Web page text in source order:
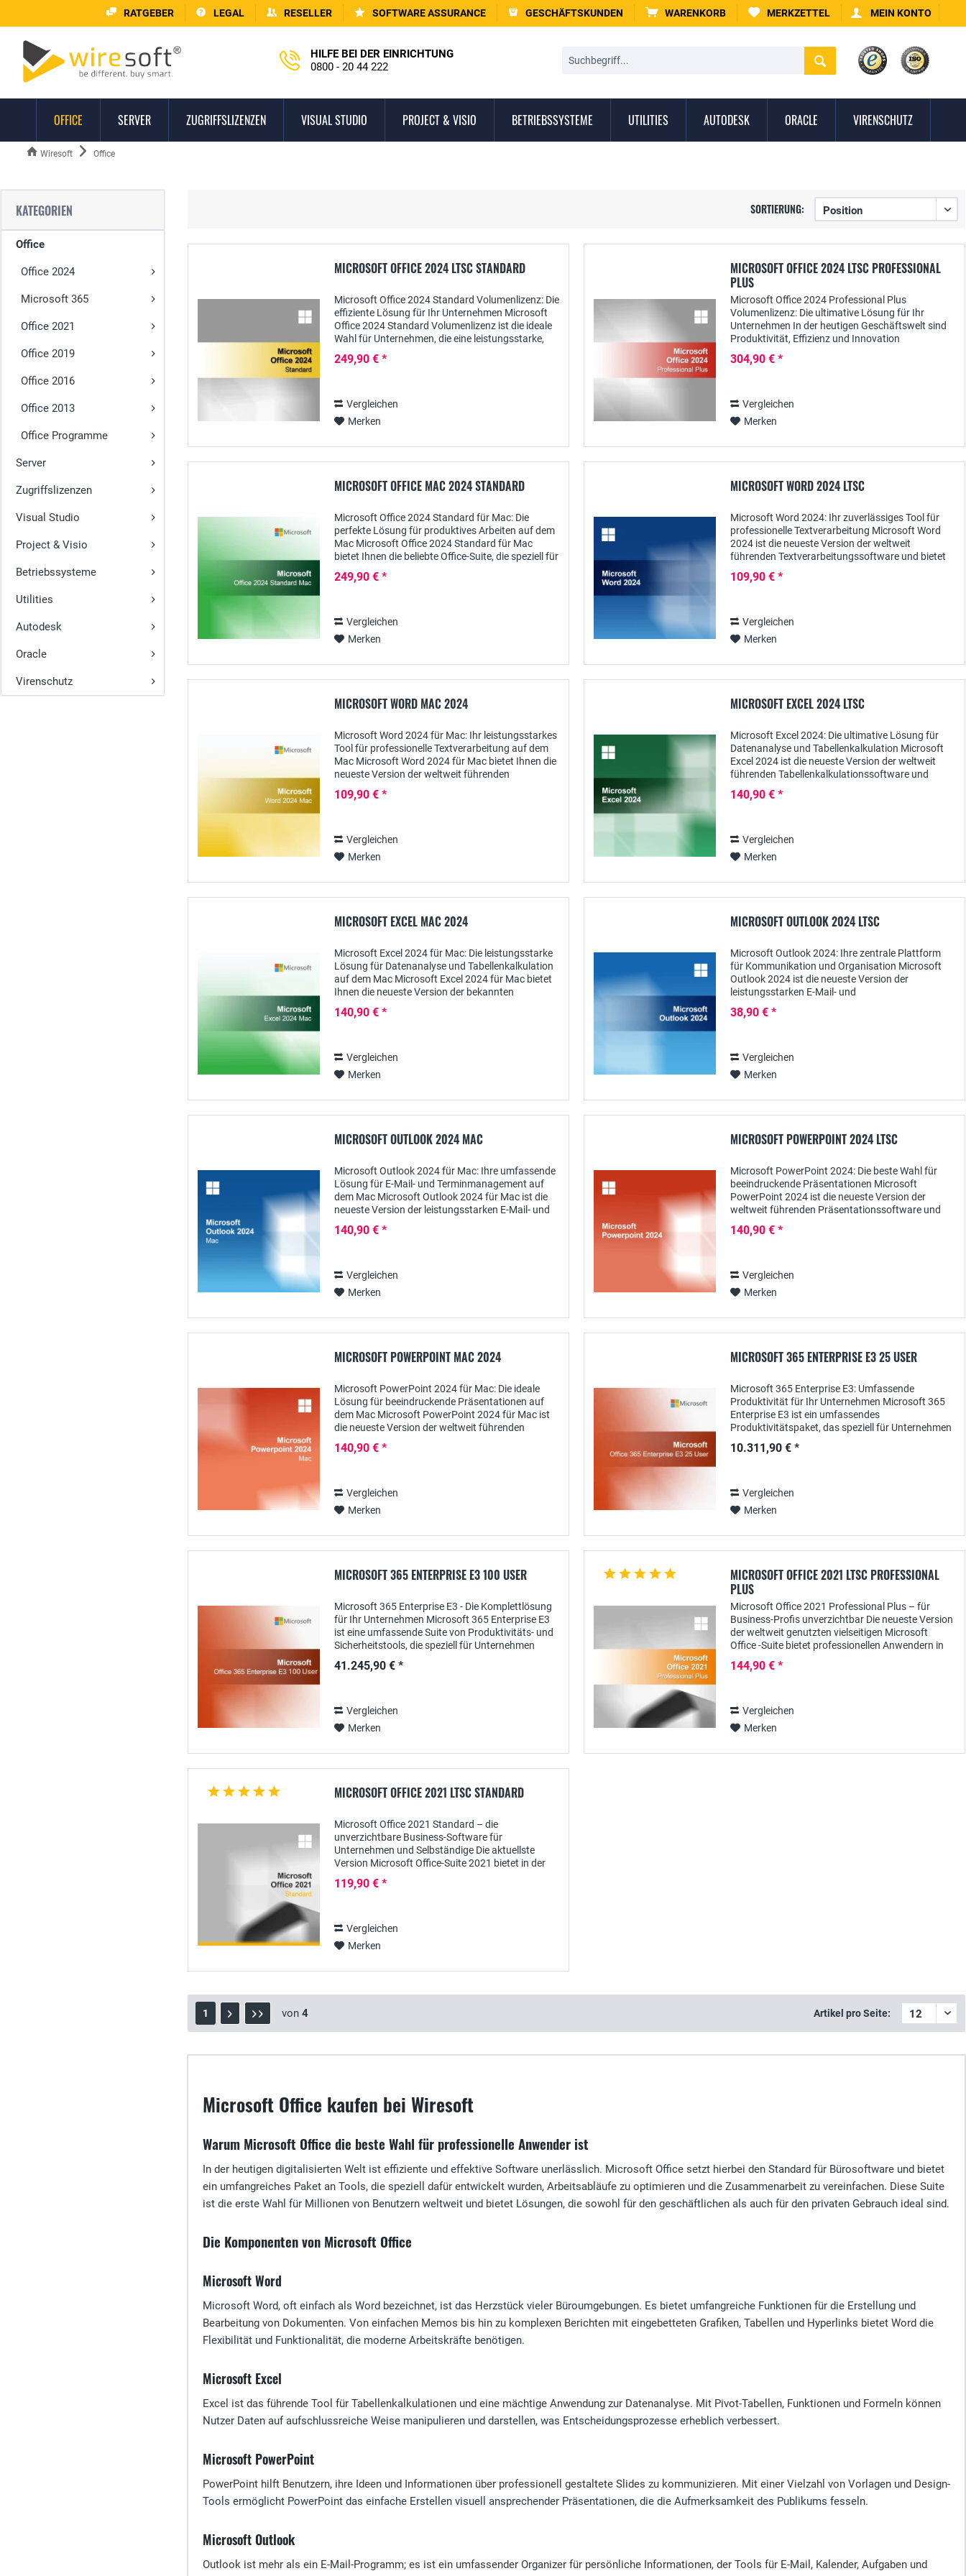
RATGEBER LEGAL RESELLER SOFTWARE ASSURANCE GESCHÄFTSKUNDEN WARENKORB MERKZETTEL MEIN KONTO
HILFE BEI DER EINRICHTUNG
0800 - 20 44 222
OFFICE SERVER ZUGRIFFSLIZENZEN VISUAL STUDIO PROJECT & VISIO BETRIEBSSYSTEME UTILITIES AUTODESK ORACLE VIRENSCHUTZ
Wiresoft Office
KATEGORIEN
Office
Office 2024
Microsoft 365
Office 2021
Office 2019
Office 2016
Office 2013
Office Programme
Server
Zugriffslizenzen
Visual Studio
Project & Visio
Betriebssysteme
Utilities
Autodesk
Oracle
Virenschutz
SORTIERUNG:
MICROSOFT OFFICE 2024 LTSC STANDARD
Microsoft Office 2024 Standard Volumenlizenz: Die
effiziente Lösung für Ihr Unternehmen Microsoft
Office 2024 Standard Volumenlizenz ist die ideale
Wahl für Unternehmen, die eine leistungsstarke,
249,90 € *
Vergleichen
Merken
MICROSOFT OFFICE 2024 LTSC PROFESSIONAL
PLUS
Microsoft Office 2024 Professional Plus
Volumenlizenz: Die ultimative Lösung für Ihr
Unternehmen In der heutigen Geschäftswelt sind
Produktivität, Effizienz und Innovation
Professional...
304,90 € *
Vergleichen
Merken
MICROSOFT OFFICE MAC 2024 STANDARD
Microsoft Office 2024 Standard für Mac: Die
perfekte Lösung für produktives Arbeiten auf dem
Mac Microsoft Office 2024 Standard für Mac
bietet Ihnen die beliebte Office-Suite, die speziell für
249,90 € *
Vergleichen
Merken
MICROSOFT WORD 2024 LTSC
Microsoft Word 2024: Ihr zuverlässiges Tool für
professionelle Textverarbeitung Microsoft Word
2024 ist die neueste Version der weltweit
führenden Textverarbeitungssoftware und bietet
109,90 € *
Vergleichen
Merken
MICROSOFT WORD MAC 2024
Microsoft Word 2024 für Mac: Ihr leistungsstarkes
Tool für professionelle Textverarbeitung auf dem
Mac Microsoft Word 2024 für Mac bietet Ihnen die
neueste Version der weltweit führenden
109,90 € *
Vergleichen
Merken
MICROSOFT EXCEL 2024 LTSC
Microsoft Excel 2024: Die ultimative Lösung für
Datenanalyse und Tabellenkalkulation Microsoft
Excel 2024 ist die neueste Version der weltweit
führenden Tabellenkalkulationssoftware und
die...
140,90 € *
Vergleichen
Merken
MICROSOFT EXCEL MAC 2024
Microsoft Excel 2024 für Mac: Die leistungsstarke
Lösung für Datenanalyse und Tabellenkalkulation
auf dem Mac Microsoft Excel 2024 für Mac bietet
Ihnen die neueste Version der bekannten
140,90 € *
Vergleichen
Merken
MICROSOFT OUTLOOK 2024 LTSC
Microsoft Outlook 2024: Ihre zentrale Plattform
für Kommunikation und Organisation Microsoft
Outlook 2024 ist die neueste Version der
leistungsstarken E-Mail- und
hilft, Ihre Kommunikation...
38,90 € *
Vergleichen
Merken
MICROSOFT OUTLOOK 2024 MAC
Microsoft Outlook 2024 für Mac: Ihre umfassende
Lösung für E-Mail- und Terminmanagement auf
dem Mac Microsoft Outlook 2024 für Mac ist die
neueste Version der leistungsstarken E-Mail- und
140,90 € *
Vergleichen
Merken
MICROSOFT POWERPOINT 2024 LTSC
Microsoft PowerPoint 2024: Die beste Wahl für
beeindruckende Präsentationen Microsoft
PowerPoint 2024 ist die neueste Version der
weltweit führenden Präsentationssoftware und
um...
140,90 € *
Vergleichen
Merken
MICROSOFT POWERPOINT MAC 2024
Microsoft PowerPoint 2024 für Mac: Die ideale
Lösung für beeindruckende Präsentationen auf
dem Mac Microsoft PowerPoint 2024 für Mac ist
die neueste Version der weltweit führenden
140,90 € *
Vergleichen
Merken
MICROSOFT 365 ENTERPRISE E3 25 USER
Microsoft 365 Enterprise E3: Umfassende
Produktivität für Ihr Unternehmen Microsoft 365
Enterprise E3 ist ein umfassendes
Produktivitätspaket, das speziell für Unternehmen
Zugriff auf eine...
10.311,90 € *
Vergleichen
Merken
MICROSOFT 365 ENTERPRISE E3 100 USER
Microsoft 365 Enterprise E3 - Die Komplettlösung
für Ihr Unternehmen Microsoft 365 Enterprise E3
ist eine umfassende Suite von Produktivitäts- und
Sicherheitstools, die speziell für Unternehmen
41.245,90 € *
Vergleichen
Merken
MICROSOFT OFFICE 2021 LTSC PROFESSIONAL
PLUS
Microsoft Office 2021 Professional Plus – für
Business-Profis unverzichtbar Die neueste Version
der weltweit genutzten vielseitigen Microsoft
Office -Suite bietet professionellen Anwendern in
144,90 € *
Vergleichen
Merken
MICROSOFT OFFICE 2021 LTSC STANDARD
Microsoft Office 2021 Standard – die
unverzichtbare Business-Software für
Unternehmen und Selbständige Die aktuellste
Version Microsoft Office-Suite 2021 bietet in der
Unternehmen wie auch...
119,90 € *
Vergleichen
Merken
1 von 4 Artikel pro Seite:
Microsoft Office kaufen bei Wiresoft
Warum Microsoft Office die beste Wahl für professionelle Anwender ist
In der heutigen digitalisierten Welt ist effiziente und effektive Software unerlässlich. Microsoft Office setzt hierbei den Standard für Bürosoftware und bietet
ein umfangreiches Paket an Tools, die speziell dafür entwickelt wurden, Arbeitsabläufe zu optimieren und die Zusammenarbeit zu vereinfachen. Diese Suite
ist die erste Wahl für Millionen von Benutzern weltweit und bietet Lösungen, die sowohl für den geschäftlichen als auch für den privaten Gebrauch ideal sind.
Die Komponenten von Microsoft Office
Microsoft Word
Microsoft Word, oft einfach als Word bezeichnet, ist das Herzstück vieler Büroumgebungen. Es bietet umfangreiche Funktionen für die Erstellung und
Bearbeitung von Dokumenten. Von einfachen Memos bis hin zu komplexen Berichten mit eingebetteten Grafiken, Tabellen und Hyperlinks bietet Word die
Flexibilität und Funktionalität, die moderne Arbeitskräfte benötigen.
Microsoft Excel
Excel ist das führende Tool für Tabellenkalkulationen und eine mächtige Anwendung zur Datenanalyse. Mit Pivot-Tabellen, Funktionen und Formeln können
Nutzer Daten auf aufschlussreiche Weise manipulieren und darstellen, was Entscheidungsprozesse erheblich verbessert.
Microsoft PowerPoint
PowerPoint hilft Benutzern, ihre Ideen und Informationen über professionell gestaltete Slides zu kommunizieren. Mit einer Vielzahl von Vorlagen und Design-
Tools ermöglicht PowerPoint das einfache Erstellen visuell ansprechender Präsentationen, die die Aufmerksamkeit des Publikums fesseln.
Microsoft Outlook
Outlook ist mehr als ein E-Mail-Programm; es ist ein umfassender Organizer für persönliche Informationen, der Tools für E-Mail, Kalender, Aufgaben und